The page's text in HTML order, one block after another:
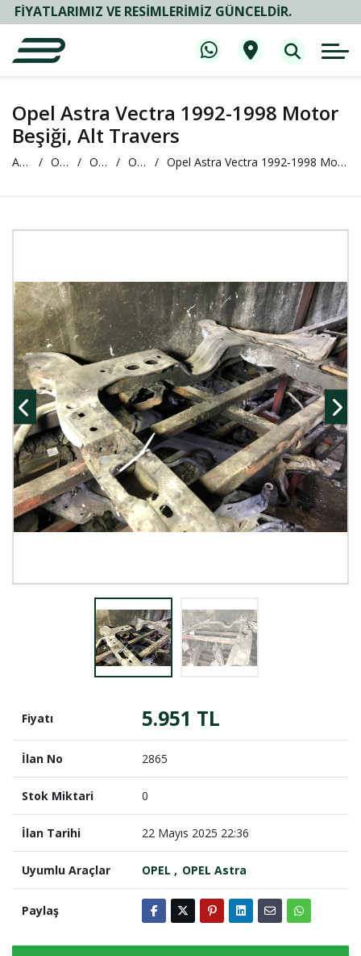
VE RESIMLERIMIZ GÜNCELDIR.
Opel Astra Vectra 1992-1998 Motor
Beşiği, Alt Travers
Anasayfa Oto Çıkma ve Yedek Parça OPEL OPEL Astra Opel Astra Vectra 1992-1998 Motor Beşiği, Alt Travers
Fiyatı 5.951 TL
İlan No 2865
Stok Miktari 0
İlan Tarihi 22 Mayıs 2025 22:36
Uyumlu Araçlar OPEL OPEL Astra
Paylaş